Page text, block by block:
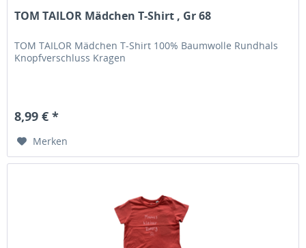
TOM TAILOR Mädchen T-Shirt , Gr 68
TOM TAILOR Mädchen T-Shirt 100% Baumwolle Rundhals
Knopfverschluss Kragen
8,99 € *
Merken